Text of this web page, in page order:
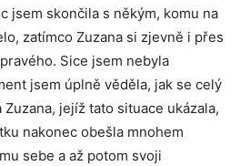
jsem skončila s někým, komu na
zatímco Zuzana si zjevně i přes
Sice jsem nebyla
jsem úplně věděla, jak se celý
jejíž tato situace ukázala,
nakonec obešla mnohem
sebe a až potom svoji